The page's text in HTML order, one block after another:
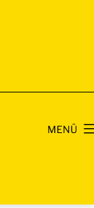
MENÜ